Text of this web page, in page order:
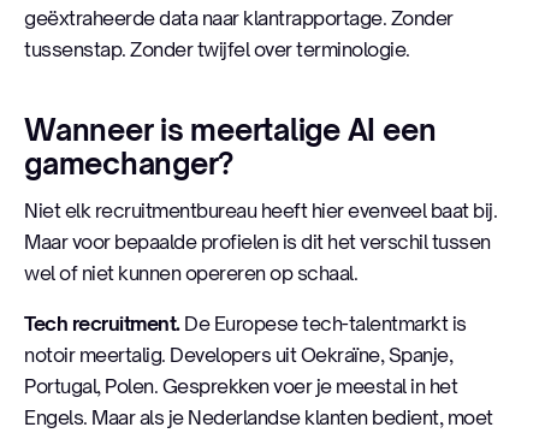
geëxtraheerde data naar klantrapportage. Zonder
tussenstap. Zonder twijfel over terminologie.
Wanneer is meertalige AI een
gamechanger?
Niet elk recruitmentbureau heeft hier evenveel baat bij.
Maar voor bepaalde profielen is dit het verschil tussen
wel of niet kunnen opereren op schaal.
Tech recruitment.De Europese tech-talentmarkt is
notoir meertalig. Developers uit Oekraïne, Spanje,
Portugal, Polen. Gesprekken voer je meestal in het
Engels. Maar als je Nederlandse klanten bedient, moet